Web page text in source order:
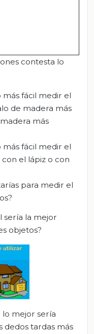
contesta lo
más fácil medir el
de madera más
más
más fácil medir el
el lápiz o con
para medir el
sería la mejor
objetos?
lo mejor sería
dedos tardas más